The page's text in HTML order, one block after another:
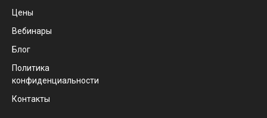
Цены
Вебинары
Блог
Политика
конфиденциальности
Контакты